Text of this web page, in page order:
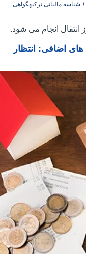
شناسه مالیاتی ترکیهگواهی
اضافی: انتظار